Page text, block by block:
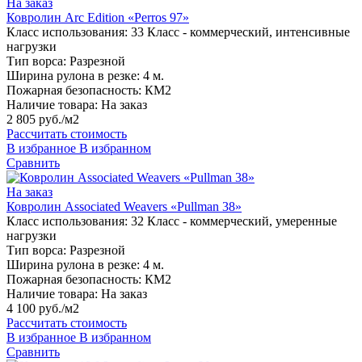
На заказ
Ковролин Arc Edition «Perros 97»
Класс использования: 33 Класс - коммерческий, интенсивные
нагрузки
Тип ворса: Разрезной
Ширина рулона в резке: 4 м.
Пожарная безопасность: КМ2
Наличие товара: На заказ
2 805 руб./м2
Рассчитать стоимость
В избранное В избранном
Сравнить
На заказ
Ковролин Associated Weavers «Pullman 38»
Класс использования: 32 Класс - коммерческий, умеренные
нагрузки
Тип ворса: Разрезной
Ширина рулона в резке: 4 м.
Пожарная безопасность: КМ2
Наличие товара: На заказ
4 100 руб./м2
Рассчитать стоимость
В избранное В избранном
Сравнить